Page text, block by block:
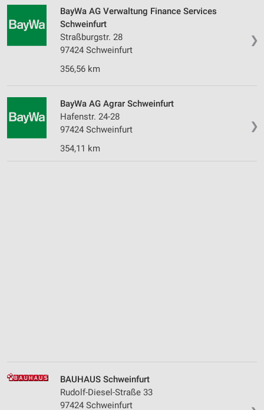
❯
BayWa AG Verwaltung Finance Services
Schweinfurt
Straßburgstr. 28
97424 Schweinfurt
356,56 km
❯
BayWa AG Agrar Schweinfurt
Hafenstr. 24-28
97424 Schweinfurt
354,11 km
BAUHAUS Schweinfurt
Rudolf-Diesel-Straße 33
97424 Schweinfurt